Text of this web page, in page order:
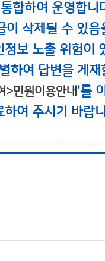
합하여 운영합니
삭제될 수 있음
보 노출 위험이
하여 답변을 게재
>민원이용안내'를
여 주시기 바랍